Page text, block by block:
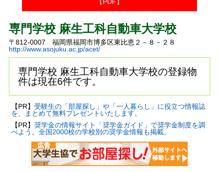
専門学校 麻生工科自動車大学校
〒812-0007 福岡県福岡市博多区東比恵２－８－２８
http://www.asojuku.ac.jp/acet/
専門学校 麻生工科自動車大学校の登録物
件は現在6件です。
【PR】 受験生の「部屋探し」や「一人暮らし」に役立つ情報誌
を、まとめて無料プレゼントいたします。
【PR】 奨学金の情報サイト「奨学金ガイド」で奨学金制度を調
べよう。全国2000校の学校別の奨学金情報も掲載。